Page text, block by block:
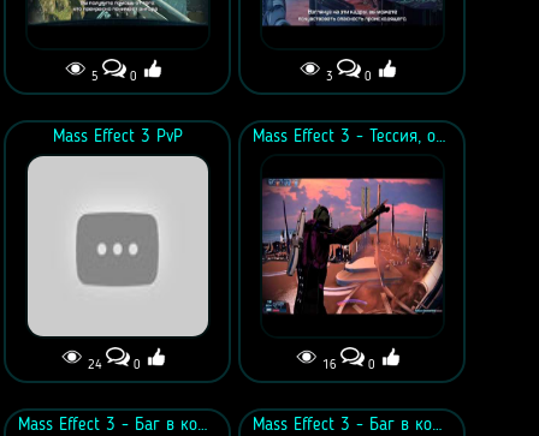
5 0 3 0
Mass Effect 3 PvP
24 0
Mass Effect 3 - Тессия, однако!
16 0
Mass Effect 3 - Баг в коллективной игре (Часть вторая) Mass Effect 3 - Баг в коллективной игре (Часть первая)